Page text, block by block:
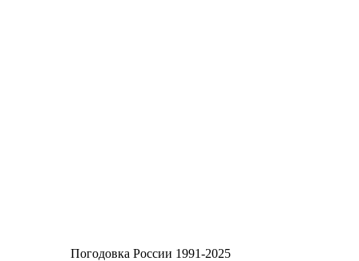
Погодовка России 1991-2025